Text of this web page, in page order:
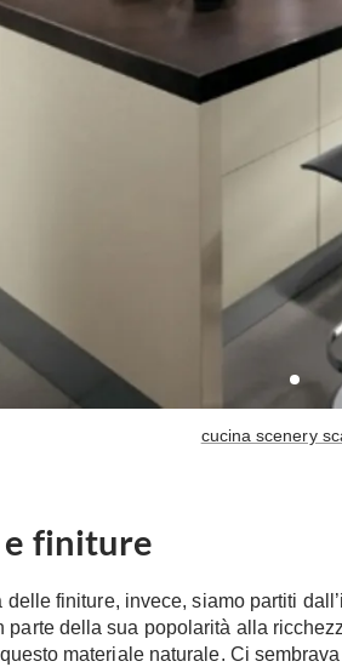
cucina scenery
finiture
delle finiture, invece, siamo partiti
parte della sua popolarità alla
materiale naturale. Ci